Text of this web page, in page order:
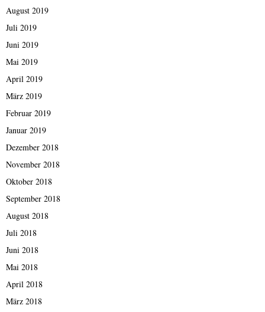
August 2019
Juli 2019
Juni 2019
Mai 2019
April 2019
März 2019
Februar 2019
Januar 2019
Dezember 2018
November 2018
Oktober 2018
September 2018
August 2018
Juli 2018
Juni 2018
Mai 2018
April 2018
März 2018